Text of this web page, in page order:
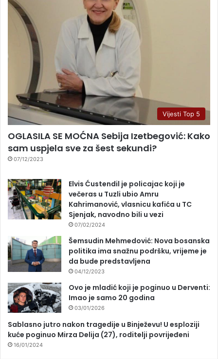
Vijesti Top 5
OGLASILA SE MOĆNA Sebija Izetbegović: Kako
sam uspjela sve za šest sekundi?
07/12/2023
Elvis Ćustendil je policajac koji je
večeras u Tuzli ubio Amru
Kahrimanović, vlasnicu kafića u TC
Sjenjak, navodno bili u vezi
07/02/2024
Šemsudin Mehmedović: Nova bosanska
politika ima snažnu podršku, vrijeme je
da bude predstavljena
04/12/2023
Ovo je mladić koji je poginuo u Derventi:
Imao je samo 20 godina
03/01/2026
Sablasno jutro nakon tragedije u Binježevu! U esploziji
kuće poginuo Mirza Delija (27), roditelji povrijeđeni
16/01/2024